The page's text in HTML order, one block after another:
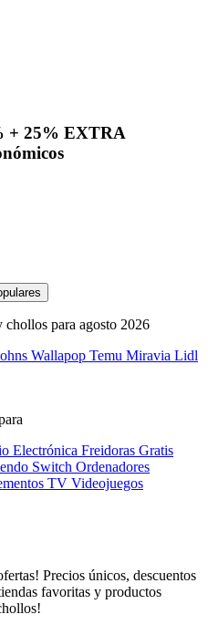
+ 25% EXTRA
para agosto 2026
Wallapop Temu Miravia Lidl
Electrónica Freidoras Gratis
Switch Ordenadores
TV Videojuegos
Precios únicos, descuentos
favoritas y productos